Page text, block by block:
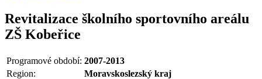
Revitalizace školního sportovního areálu
ZŠ Kobeřice
Programové období: 2007-2013
Region:
Moravskoslezský kraj